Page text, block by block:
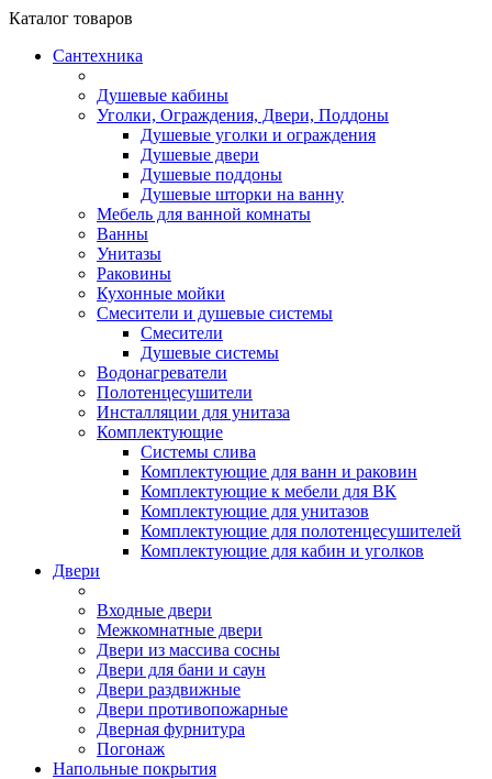
Каталог товаров
Сантехника
Душевые кабины
Уголки, Ограждения, Двери, Поддоны
Душевые уголки и ограждения
Душевые двери
Душевые поддоны
Душевые шторки на ванну
Мебель для ванной комнаты
Ванны
Унитазы
Раковины
Кухонные мойки
Смесители и душевые системы
Смесители
Душевые системы
Водонагреватели
Полотенцесушители
Инсталляции для унитаза
Комплектующие
Системы слива
Комплектующие для ванн и раковин
Комплектующие к мебели для ВК
Комплектующие для унитазов
Комплектующие для полотенцесушителей
Комплектующие для кабин и уголков
Двери
Входные двери
Межкомнатные двери
Двери из массива сосны
Двери для бани и саун
Двери раздвижные
Двери противопожарные
Дверная фурнитура
Погонаж
Напольные покрытия